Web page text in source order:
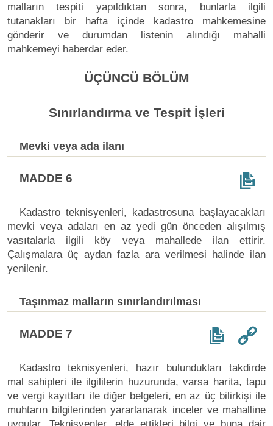
malların tespiti yapıldıktan sonra, bunlarla ilgili
tutanakları bir hafta içinde kadastro mahkemesine
gönderir ve durumdan listenin alındığı mahalli
mahkemeyi haberdar eder.
ÜÇÜNCÜ BÖLÜM
Sınırlandırma ve Tespit İşleri
Mevki veya ada ilanı
MADDE 6
Kadastro teknisyenleri, kadastrosuna başlayacakları
mevki veya adaları en az yedi gün önceden alışılmış
vasıtalarla ilgili köy veya mahallede ilan ettirir.
Çalışmalara üç aydan fazla ara verilmesi halinde ilan
yenilenir.
Taşınmaz malların sınırlandırılması
MADDE 7
Kadastro teknisyenleri, hazır bulundukları takdirde
mal sahipleri ile ilgililerin huzurunda, varsa harita, tapu
ve vergi kayıtları ile diğer belgeleri, en az üç bilirkişi ile
muhtarın bilgilerinden yararlanarak inceler ve mahalline